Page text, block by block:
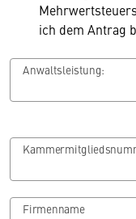
ich dem Antrag
Anwaltsleistung:
Firmenname